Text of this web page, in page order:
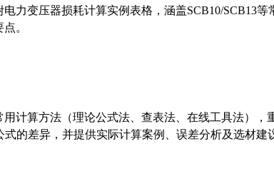
力变压器损耗计算实例表格，涵盖SCB10/SCB13等
。
计算方法（理论公式法、查表法、在线工具法），
式的差异，并提供实际计算案例、误差分析及选材建